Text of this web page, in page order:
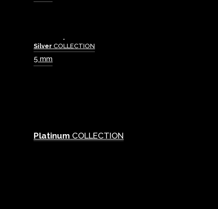
Silver COLLECTION
5 mm
Platinum COLLECTION